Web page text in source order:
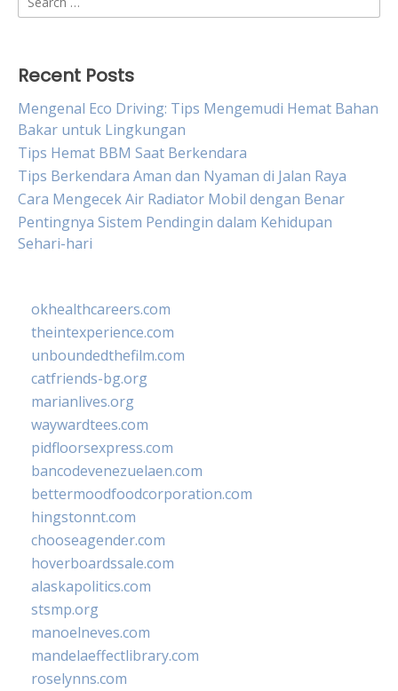
for:
Recent Posts
Mengenal Eco Driving: Tips Mengemudi Hemat Bahan
Bakar untuk Lingkungan
Tips Hemat BBM Saat Berkendara
Tips Berkendara Aman dan Nyaman di Jalan Raya
Cara Mengecek Air Radiator Mobil dengan Benar
Pentingnya Sistem Pendingin dalam Kehidupan
Sehari-hari
okhealthcareers.com
theintexperience.com
unboundedthefilm.com
catfriends-bg.org
marianlives.org
waywardtees.com
pidfloorsexpress.com
bancodevenezuelaen.com
bettermoodfoodcorporation.com
hingstonnt.com
chooseagender.com
hoverboardssale.com
alaskapolitics.com
stsmp.org
manoelneves.com
mandelaeffectlibrary.com
roselynns.com